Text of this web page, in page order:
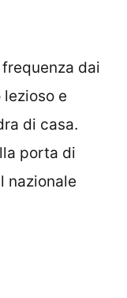
dai
e
di casa.
porta di
nazionale